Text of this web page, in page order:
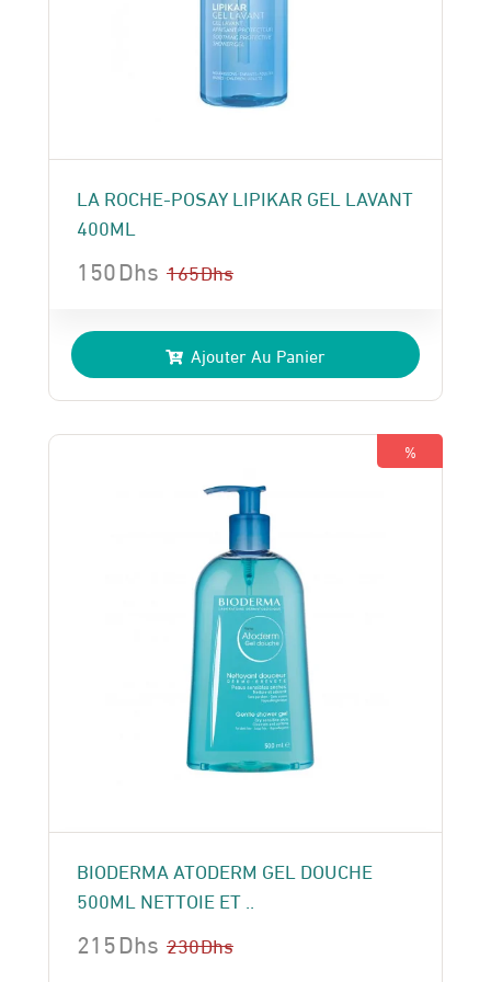
LA ROCHE-POSAY LIPIKAR GEL LAVANT
400ML
165Dhs
prix
initial
était :
165 Dhs.
150Dhs
prix
actuel
est :
150 Dhs.
Ajouter Au Panier
%
BIODERMA ATODERM GEL DOUCHE
500ML NETTOIE ET ..
230Dhs
215Dhs